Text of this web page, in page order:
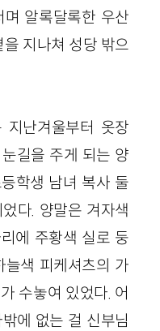
알록달록한 우산
지나쳐 성당 밖으
지난겨울부터 옷장
길을 주게 되는 양
학생 남녀 복사 둘
다. 양말은 겨자색
에 주황색 실로 둥
늘색 피케셔츠의 가
수놓여 있었다. 어
에 없는 걸 신부님